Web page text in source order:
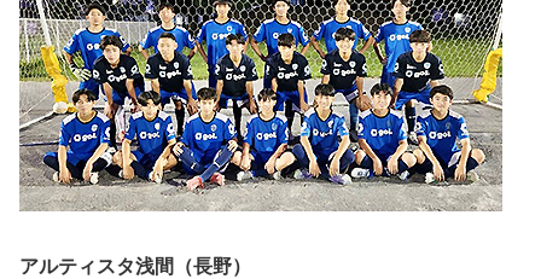
アルティスタ浅間（長野）